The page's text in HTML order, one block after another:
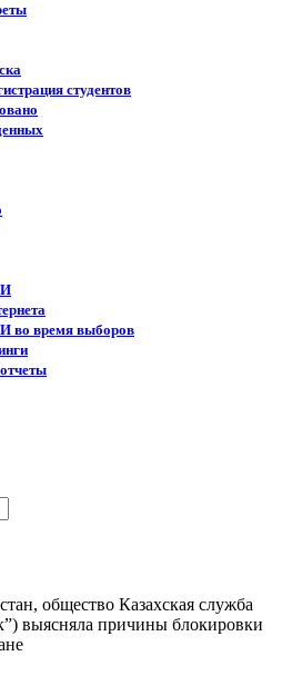
студентов
во время выборов
общество Казахская служба
выясняла причины блокировки